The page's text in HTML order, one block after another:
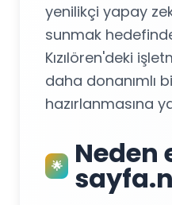
yenilikçi yapay
sunmak
Kızılören'deki
daha donanımlı
hazırlanmasına
🌟 Neden